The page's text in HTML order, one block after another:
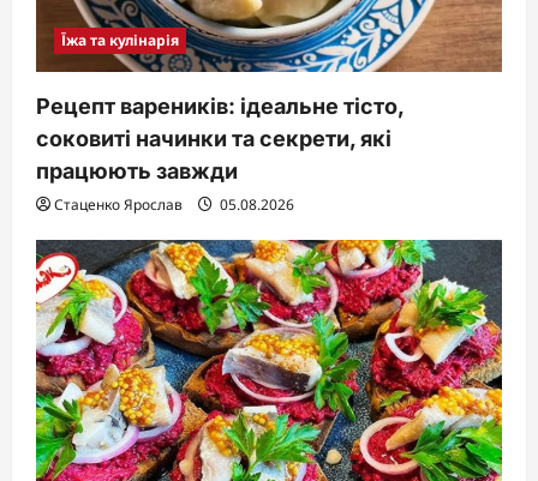
Їжа та кулінарія
Рецепт вареників: ідеальне тісто,
соковиті начинки та секрети, які
працюють завжди
Стаценко Ярослав 05.08.2026